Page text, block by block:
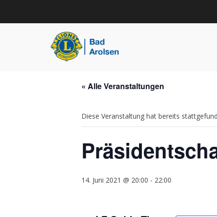
springen
« Alle Veranstaltungen
Diese Veranstaltung hat bereits
14. Juni 2021 @ 20:00 - 22:00